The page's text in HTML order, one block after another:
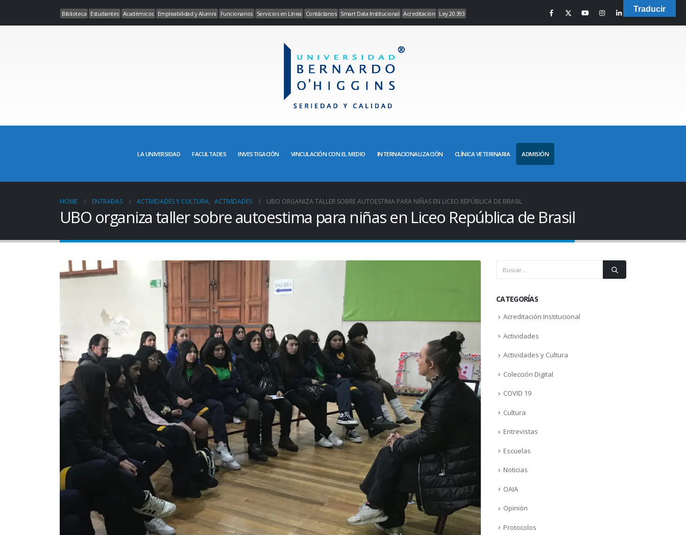
Biblioteca Estudiantes Académicos Empleabilidad y Alumni Funcionarios Servicios en Línea Contáctanos Smart Data Institucional Acreditación Ley 20.393
LA UNIVERSIDAD FACULTADES INVESTIGACIÓN VINCULACIÓN CON EL MEDIO INTERNACIONALIZACIÓN CLÍNICA VETERINARIA ADMISIÓN
HOME ENTRADAS ACTIVIDADES Y CULTURA, ACTIVIDADES UBO ORGANIZA TALLER SOBRE AUTOESTIMA PARA NIÑAS EN LICEO REPÚBLICA DE BRASIL
UBO organiza taller sobre autoestima para niñas en Liceo República de Brasil
CATEGORÍAS
Acreditación Institucional
Actividades
Actividades y Cultura
Colección Digital
COVID 19
Cultura
Entrevistas
Escuelas
Noticias
OAIA
Opinión
Protocolos
Traducir